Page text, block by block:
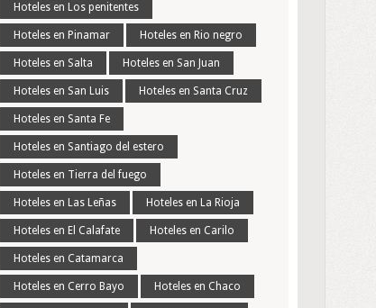
Hoteles en Los penitentes
Hoteles en Pinamar Hoteles en Rio negro
Hoteles en Salta Hoteles en San Juan
Hoteles en San Luis Hoteles en Santa Cruz
Hoteles en Santa Fe
Hoteles en Santiago del estero
Hoteles en Tierra del fuego
Hoteles en Las Leñas Hoteles en La Rioja
Hoteles en El Calafate Hoteles en Carilo
Hoteles en Catamarca
Hoteles en Cerro Bayo Hoteles en Chaco